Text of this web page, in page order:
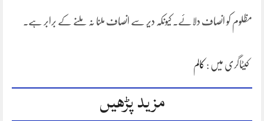
مظلوم کو انصاف دلائے۔ کیونکہ دیر سے انصاف ملنا نہ ملنے کے برابر ہے۔
کیٹاگری میں : کالم
مزید پڑھیں